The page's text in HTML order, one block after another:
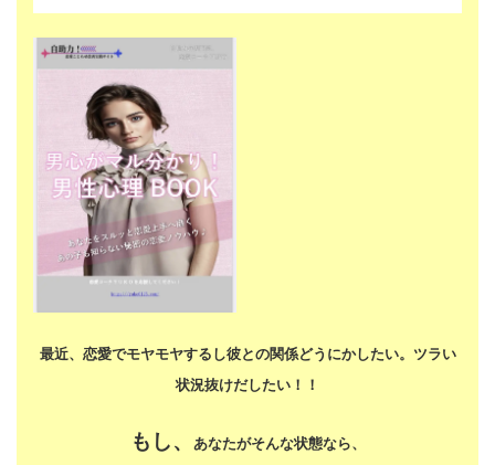
最近、恋愛でモヤモヤするし彼との関係どうにかしたい。 ツラい
状況抜けだしたい！！
もし、 あなたがそんな状態なら、